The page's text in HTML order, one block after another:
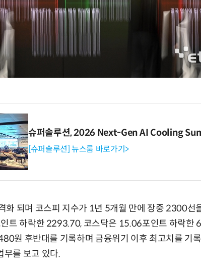
슈퍼솔루션, 2026 Next-Gen AI Cooling
[슈퍼솔루션] 뉴스룸 바로가기>
화 되며 코스피 지수가 1년 5개월 만에 장중 2300선
트 하락한 2293.70, 코스닥은 15.06포인트 하락한
원 후반대를 기록하며 금융위기 이후 최고치를 기
무를 보고 있다.
10 한은
는 금